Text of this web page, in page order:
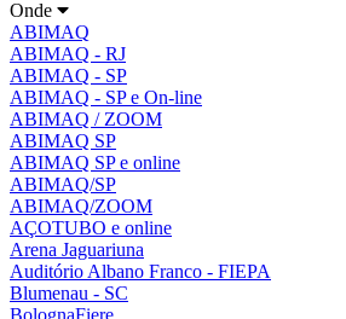
Onde
ABIMAQ
ABIMAQ - RJ
ABIMAQ - SP
ABIMAQ - SP e On-line
ABIMAQ / ZOOM
ABIMAQ SP
ABIMAQ SP e online
ABIMAQ/SP
ABIMAQ/ZOOM
AÇOTUBO e online
Arena Jaguariuna
Auditório Albano Franco - FIEPA
Blumenau - SC
BolognaFiere